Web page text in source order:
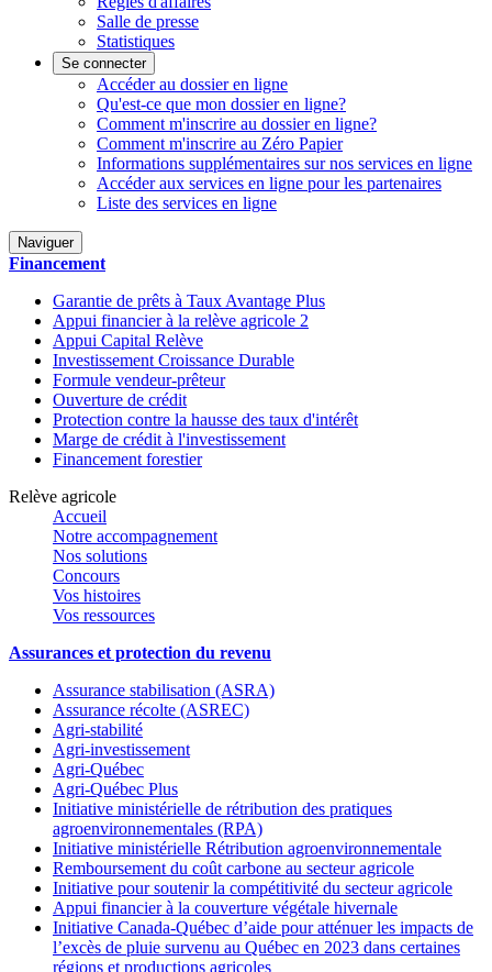
Salle de presse
Statistiques
Se connecter
Accéder au dossier en ligne
Qu'est-ce que mon dossier en ligne?
Comment m'inscrire au dossier en ligne?
Comment m'inscrire au Zéro Papier
Informations supplémentaires sur nos services en ligne
Accéder aux services en ligne pour les partenaires
Liste des services en ligne
Naviguer
Financement
Garantie de prêts à Taux Avantage Plus
Appui financier à la relève agricole 2
Appui Capital Relève
Investissement Croissance Durable
Formule vendeur-prêteur
Ouverture de crédit
Protection contre la hausse des taux d'intérêt
Marge de crédit à l'investissement
Financement forestier
Relève agricole
Accueil
Notre accompagnement
Nos solutions
Concours
Vos histoires
Vos ressources
Assurances et protection du revenu
Assurance stabilisation (ASRA)
Assurance récolte (ASREC)
Agri-stabilité
Agri-investissement
Agri-Québec
Agri-Québec Plus
Initiative ministérielle de rétribution des pratiques
agroenvironnementales (RPA)
Initiative ministérielle Rétribution agroenvironnementale
Remboursement du coût carbone au secteur agricole
Initiative pour soutenir la compétitivité du secteur agricole
Appui financier à la couverture végétale hivernale
Initiative Canada-Québec d’aide pour atténuer les impacts de
l’excès de pluie survenu au Québec en 2023 dans certaines
régions et productions agricoles